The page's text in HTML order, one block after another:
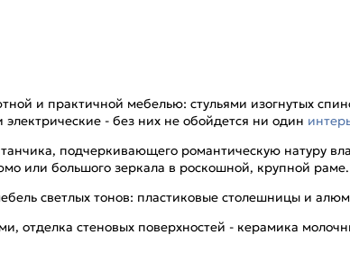
и практичной мебелью: стульями изогнутых
- без них не обойдется ни один
подчеркивающего романтическую натуру
или большого зеркала в роскошной, крупной раме.
светлых тонов: пластиковые столешницы и
отделка стеновых поверхностей - керамика